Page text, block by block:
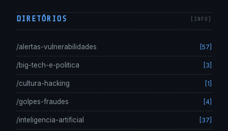
DIRETÓRIOS
/alertas-vulnerabilidades [57]
/big-tech-e-politica [3]
/cultura-hacking [1]
/golpes-fraudes [4]
/inteligencia-artificial [37]